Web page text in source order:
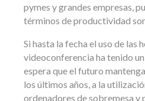
pymes y grandes empresas,
términos de productividad
Si hasta la fecha el uso de las
videoconferencia ha tenido
espera que el futuro
los últimos años, a la
ordenadores de sobremesa y